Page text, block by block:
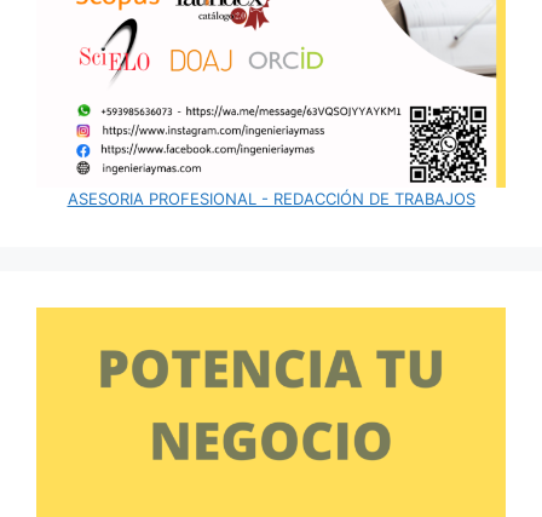
ASESORIA PROFESIONAL - REDACCIÓN DE TRABAJOS